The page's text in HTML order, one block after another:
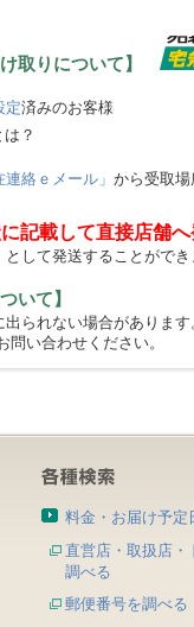
け取りについて】
定済みのお客様
は？
連絡ｅメール」 から受取場
記載して直接店舗へ
として発送することができ
いて】
られない場合があります
問い合わせください。
料金・お届け予定
直営店・取扱店・
調べる
郵便番号を調べる